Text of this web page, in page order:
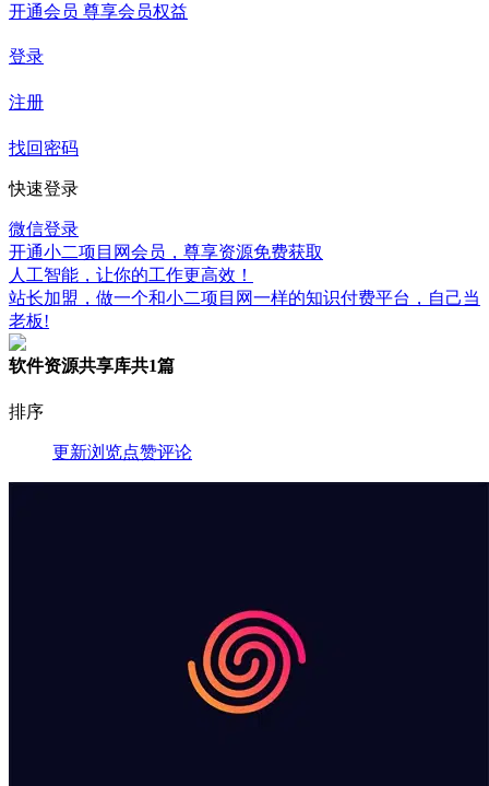
开通会员 尊享会员权益
登录
注册
找回密码
快速登录
微信登录
开通小二项目网会员，尊享资源免费获取
人工智能，让你的工作更高效！
站长加盟，做一个和小二项目网一样的知识付费平台，自己当
老板!
软件资源共享库共1篇
排序
更新浏览点赞评论